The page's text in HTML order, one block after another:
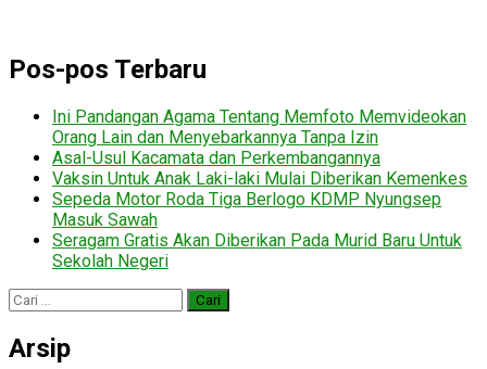
Pos-pos Terbaru
Ini Pandangan Agama Tentang Memfoto Memvideokan
Orang Lain dan Menyebarkannya Tanpa Izin
Asal-Usul Kacamata dan Perkembangannya
Vaksin Untuk Anak Laki-laki Mulai Diberikan Kemenkes
Sepeda Motor Roda Tiga Berlogo KDMP Nyungsep
Masuk Sawah
Seragam Gratis Akan Diberikan Pada Murid Baru Untuk
Sekolah Negeri
Cari
untuk:
Arsip